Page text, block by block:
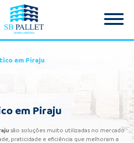
em Piraju
em Piraju
são soluções muito utilizadas no mercado
praticidade e eficiência que melhoram a